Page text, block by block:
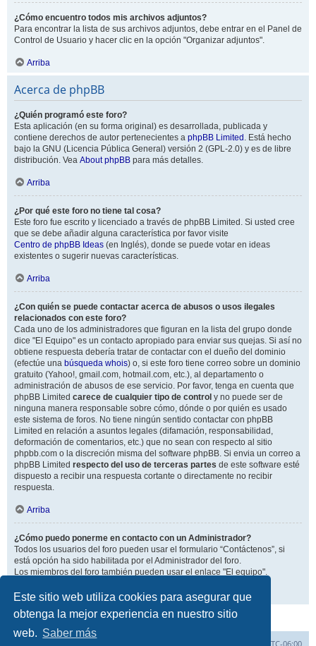
Este sitio web utiliza cookies para asegurar que
obtenga la mejor experiencia en nuestro sitio
web. Saber más
¿Cómo encuentro todos mis archivos adjuntos?
Para encontrar la lista de sus archivos adjuntos, debe entrar en el Panel de
Control de Usuario y hacer clic en la opción "Organizar adjuntos".
Arriba
Acerca de phpBB
¿Quién programó este foro?
Esta aplicación (en su forma original) es desarrollada, publicada y
contiene derechos de autor pertenecientes a phpBB Limited . Está hecho
bajo la GNU (Licencia Pública General) versión 2 (GPL-2.0) y es de libre
distribución. Vea About phpBB para más detalles.
Arriba
¿Por qué este foro no tiene tal cosa?
Este foro fue escrito y licenciado a través de phpBB Limited. Si usted cree
que se debe añadir alguna característica por favor visite
Centro de phpBB Ideas (en Inglés), donde se puede votar en ideas
existentes o sugerir nuevas características.
Arriba
¿Con quién se puede contactar acerca de abusos o usos ilegales
relacionados con este foro?
Cada uno de los administradores que figuran en la lista del grupo donde
dice "El Equipo" es un contacto apropiado para enviar sus quejas. Si así no
obtiene respuesta debería tratar de contactar con el dueño del dominio
(efectúe una búsqueda whois) o, si este foro tiene correo sobre un dominio
gratuito (Yahoo!, gmail.com, hotmail.com, etc.), al departamento o
administración de abusos de ese servicio. Por favor, tenga en cuenta que
phpBB Limited carece de cualquier tipo de control y no puede ser de
ninguna manera responsable sobre cómo, dónde o por quién es usado
este sistema de foros. No tiene ningún sentido contactar con phpBB
Limited en relación a asuntos legales (difamación, responsabilidad,
deformación de comentarios, etc.) que no sean con respecto al sitio
phpbb.com o la discreción misma del software phpBB. Si envia un correo a
phpBB Limited respecto del uso de terceras partes de este software esté
dispuesto a recibir una respuesta cortante o directamente no recibir
respuesta.
Arriba
¿Cómo puedo ponerme en contacto con un Administrador?
Todos los usuarios del foro pueden usar el formulario “Contáctenos”, si
está opción ha sido habilitada por el Administrador del foro.
Los miembros del foro también pueden usar el enlace "El equipo".
Arriba
UTC-06:00